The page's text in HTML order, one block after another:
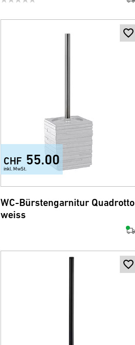
CHF 55.00
inkl. MwSt.
WC-Bürstengarnitur Quadrotto
weiss